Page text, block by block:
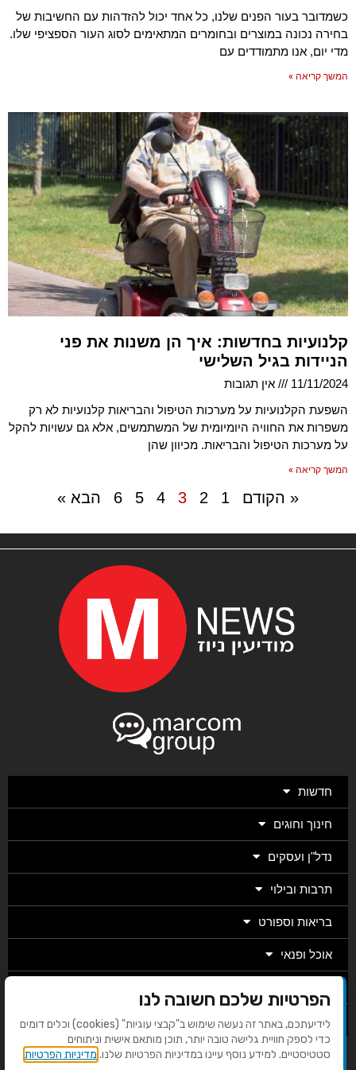
כשמדובר בעור הפנים שלנו, כל אחד יכול להזדהות עם החשיבות של
בחירה נכונה במוצרים ובחומרים המתאימים לסוג העור הספציפי שלו.
מדי יום, אנו מתמודדים עם
המשך קריאה »
קלנועיות בחדשות: איך הן משנות את פני
הניידות בגיל השלישי
11/11/2024
אין תגובות
השפעת הקלנועיות על מערכות הטיפול והבריאות קלנועיות לא רק
משפרות את החוויה היומיומית של המשתמשים, אלא גם עשויות להקל
על מערכות הטיפול והבריאות. מכיוון שהן
המשך קריאה »
« הקודם 1
2
3
4
5
6 הבא »
חדשות
חינוך וחוגים
נדל"ן ועסקים
תרבות ובילוי
בריאות וספורט
אוכל ופנאי
מערכת
הפרטיות שלכם חשובה לנו
לידיעתכם, באתר זה נעשה שימוש ב"קבצי עוגיות" (cookies) וכלים דומים
כדי לספק חוויית גלישה טובה יותר, תוכן מותאם אישית וניתוחים
סטטיסטיים. למידע נוסף עיינו במדיניות הפרטיות שלנו. מדיניות הפרטיות